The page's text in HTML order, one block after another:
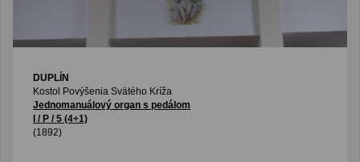
DUPLÍN
Kostol Povýšenia Svätého Kríža
Jednomanuálový organ s pedálom
I / P / 5 (4+1)
(1892)